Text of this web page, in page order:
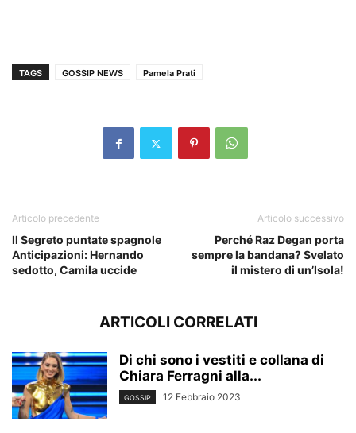
TAGS GOSSIP NEWS Pamela Prati
Articolo precedente
Il Segreto puntate spagnole
Anticipazioni: Hernando
sedotto, Camila uccide
Articolo successivo
Perché Raz Degan porta
sempre la bandana? Svelato
il mistero di un’Isola!
ARTICOLI CORRELATI
Di chi sono i vestiti e collana di
Chiara Ferragni alla...
GOSSIP 12 Febbraio 2023